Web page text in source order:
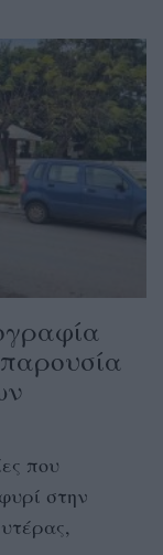
που
στην